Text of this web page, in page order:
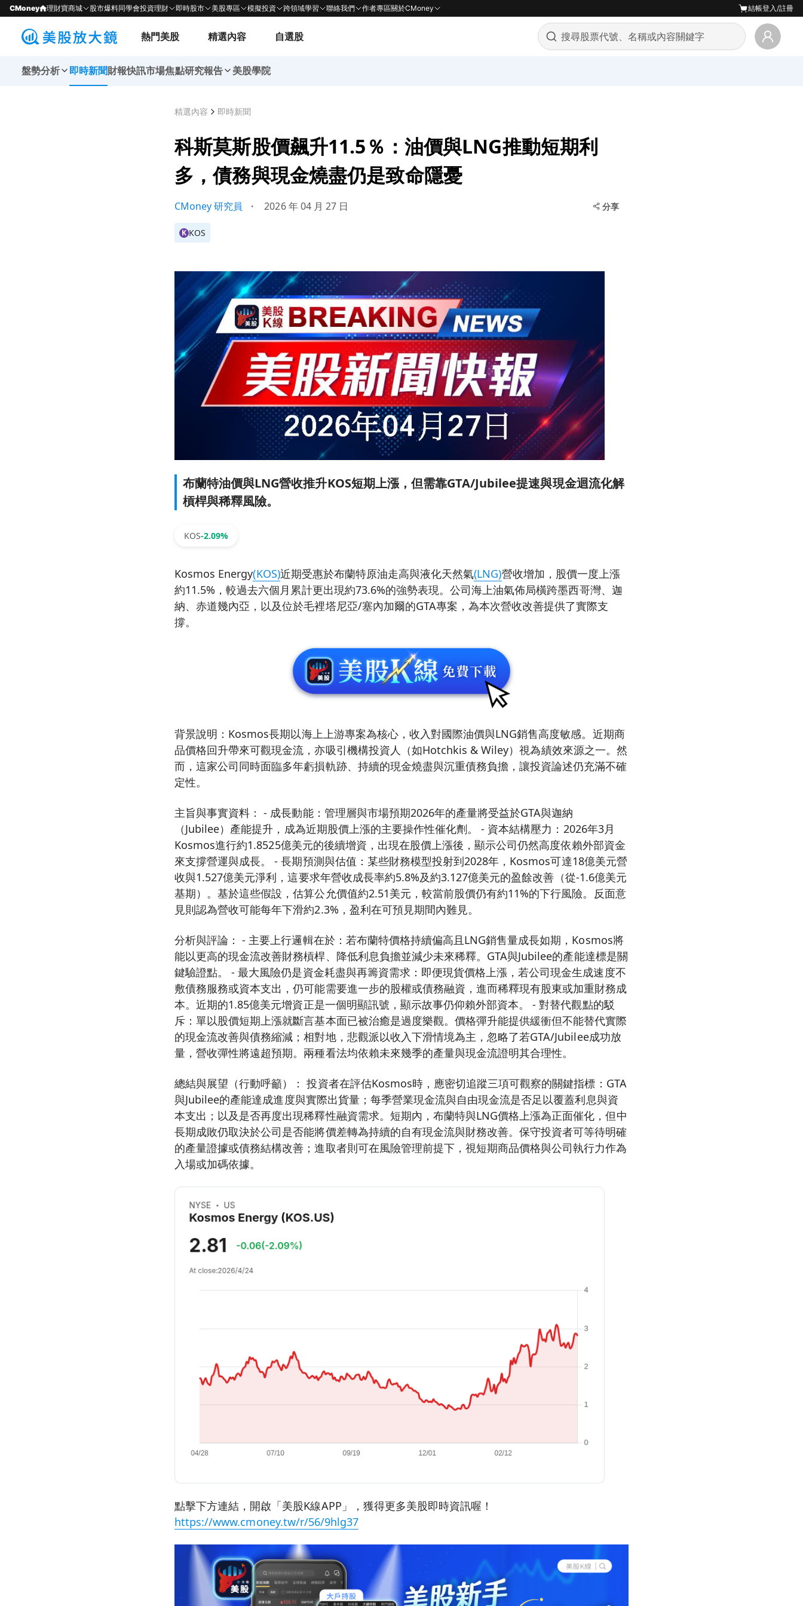
CMoney 理財寶商城 股市爆料同學會投資理財 即時股市 美股專區 模擬投資 跨領域學習 聯絡我們 作者專區關於CMoney 結帳登入/註冊
熱門美股 精選內容 自選股
盤勢分析 即時新聞財報快訊市場焦點研究報告 美股學院
精選內容 即時新聞
科斯莫斯股價飆升11.5％：油價與LNG推動短期利
多，債務與現金燒盡仍是致命隱憂
CMoney 研究員 ・ 2026 年 04 月 27 日 分享
K KOS
布蘭特油價與LNG營收推升KOS短期上漲，但需靠GTA/Jubilee提速與現金迴流化解
槓桿與稀釋風險。
KOS-2.09%
Kosmos Energy(KOS)近期受惠於布蘭特原油走高與液化天然氣(LNG)營收增加，股價一度上漲
約11.5%，較過去六個月累計更出現約73.6%的強勢表現。公司海上油氣佈局橫跨墨西哥灣、迦
納、赤道幾內亞，以及位於毛裡塔尼亞/塞內加爾的GTA專案，為本次營收改善提供了實際支
撐。
背景說明：Kosmos長期以海上上游專案為核心，收入對國際油價與LNG銷售高度敏感。近期商
品價格回升帶來可觀現金流，亦吸引機構投資人（如Hotchkis & Wiley）視為績效來源之一。然
而，這家公司同時面臨多年虧損軌跡、持續的現金燒盡與沉重債務負擔，讓投資論述仍充滿不確
定性。
主旨與事實資料： - 成長動能：管理層與市場預期2026年的產量將受益於GTA與迦納
（Jubilee）產能提升，成為近期股價上漲的主要操作性催化劑。 - 資本結構壓力：2026年3月
Kosmos進行約1.8525億美元的後續增資，出現在股價上漲後，顯示公司仍然高度依賴外部資金
來支撐營運與成長。 - 長期預測與估值：某些財務模型投射到2028年，Kosmos可達18億美元營
收與1.527億美元淨利，這要求年營收成長率約5.8%及約3.127億美元的盈餘改善（從-1.6億美元
基期）。基於這些假設，估算公允價值約2.51美元，較當前股價仍有約11%的下行風險。反面意
見則認為營收可能每年下滑約2.3%，盈利在可預見期間內難見。
分析與評論： - 主要上行邏輯在於：若布蘭特價格持續偏高且LNG銷售量成長如期，Kosmos將
能以更高的現金流改善財務槓桿、降低利息負擔並減少未來稀釋。GTA與Jubilee的產能達標是關
鍵驗證點。 - 最大風險仍是資金耗盡與再籌資需求：即便現貨價格上漲，若公司現金生成速度不
敷債務服務或資本支出，仍可能需要進一步的股權或債務融資，進而稀釋現有股東或加重財務成
本。近期的1.85億美元增資正是一個明顯訊號，顯示故事仍仰賴外部資本。 - 對替代觀點的駁
斥：單以股價短期上漲就斷言基本面已被治癒是過度樂觀。價格彈升能提供緩衝但不能替代實際
的現金流改善與債務縮減；相對地，悲觀派以收入下滑情境為主，忽略了若GTA/Jubilee成功放
量，營收彈性將遠超預期。兩種看法均依賴未來幾季的產量與現金流證明其合理性。
總結與展望（行動呼籲）： 投資者在評估Kosmos時，應密切追蹤三項可觀察的關鍵指標：GTA
與Jubilee的產能達成進度與實際出貨量；每季營業現金流與自由現金流是否足以覆蓋利息與資
本支出；以及是否再度出現稀釋性融資需求。短期內，布蘭特與LNG價格上漲為正面催化，但中
長期成敗仍取決於公司是否能將價差轉為持續的自有現金流與財務改善。保守投資者可等待明確
的產量證據或債務結構改善；進取者則可在風險管理前提下，視短期商品價格與公司執行力作為
入場或加碼依據。
點擊下方連結，開啟「美股K線APP」，獲得更多美股即時資訊喔！
https://www.cmoney.tw/r/56/9hlg37